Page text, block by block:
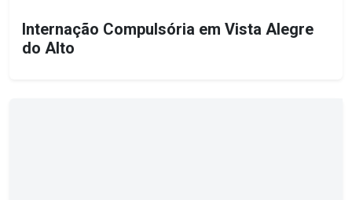
Internação Compulsória em Vista Alegre
do Alto